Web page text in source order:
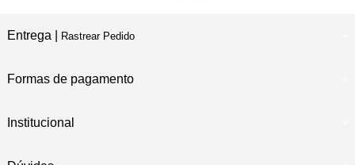
Entrega | Rastrear Pedido
Formas de pagamento
Institucional